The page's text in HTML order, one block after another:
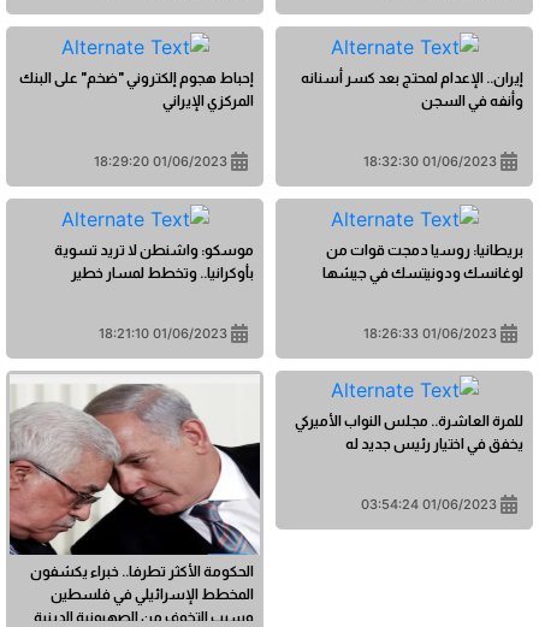
إيران.. الإعدام لمحتج بعد كسر أسنانه
وأنفه في السجن
01/06/2023 18:32:30
إحباط هجوم إلكتروني "ضخم" على البنك
المركزي الإيراني
01/06/2023 18:29:20
بريطانيا: روسيا دمجت قوات من
لوغانسك ودونيتسك في جيشها
01/06/2023 18:26:33
موسكو: واشنطن لا تريد تسوية
بأوكرانيا.. وتخطط لمسار خطير
01/06/2023 18:21:10
للمرة العاشرة.. مجلس النواب الأميركي
يخفق في اختيار رئيس جديد له
01/06/2023 03:54:24
الحكومة الأكثر تطرفا.. خبراء يكشفون
المخطط الإسرائيلي في فلسطين
وسبب التخوف من الصهيونية الدينية